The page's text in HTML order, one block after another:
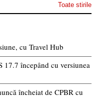
Toate stirile
cu Travel Hub
17.7 începând cu versiunea
încheiat de CPBR cu